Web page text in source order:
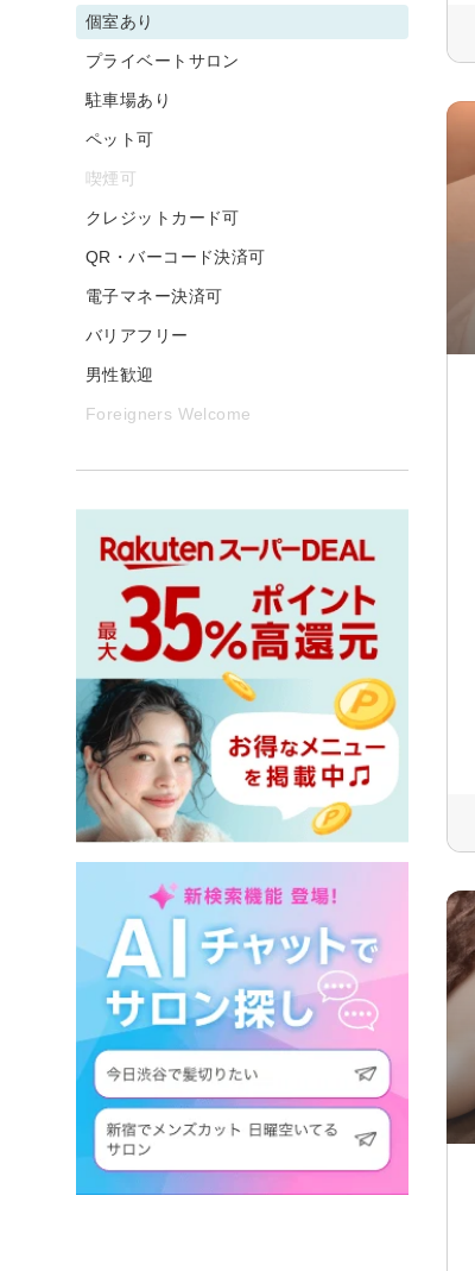
個室あり
プライベートサロン
駐車場あり
ペット可
喫煙可
クレジットカード可
QR・バーコード決済可
電子マネー決済可
バリアフリー
男性歓迎
Foreigners Welcome